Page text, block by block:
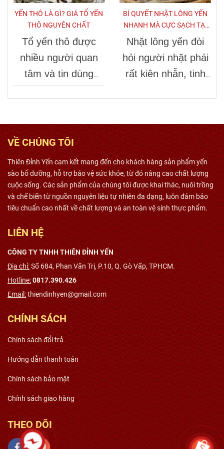
do sau:
cả nhà. Ngoài ra,
giá yến thô thấp
hơn yến tinh chế
nên chị em ưu tiên
lựa chọn. Vì sao
yến thô rẻ hơn yến
YẾN THÔ LÀ GÌ? GIÁ TỔ YẾN
THÔ NGUYÊN CHẤT
Tổ yến thô được
nhiều người quan
tâm và tin dùng
giả hoặc nếu có làm
giả cũng dễ dàng
nhận biết bằng mắt
thường và giá
thường rẻ hơn yến
tinh chế.
BÍ QUYẾT NHẶT LÔNG YẾN
NHANH MÀ CỰC SẠCH TẠI
Nhặt lông yến đòi
hỏi người nhặt phải
rất kiên nhẫn, tinh
tạp chất trong tổ
yến.
VỀ CHÚNG TÔI
Thiên Đỉnh Yến cam kết mang đến cho khách hàng sản phẩm yến
sào bổ dưỡng, hỗ trợ bảo vệ sức khỏe, từ đó nâng cao chất lượng
cuộc sống. Các sản phẩm của chúng tôi được khai thác, nuôi trồng
và chế biến từ nguồn nguyên liệu tự nhiên đa dạng, luôn đảm bảo
tiêu chuẩn cao nhất về chất lượng và an toàn vệ sinh thực phẩm.
LIÊN HỆ
CÔNG TY TNHH THIÊN ĐỈNH YẾN
Địa chỉ:Số 684, Phan Văn Trị, P.10, Q. Gò Vấp, TPHCM.
Hotline:0817.390.426
Email:thiendinhyen@gmail.com
CHÍNH SÁCH
Chính sách đổi trả
Hướng dẫn thanh toán
Chính sách bảo mật
Chính sách giao hàng
THEO DÕI